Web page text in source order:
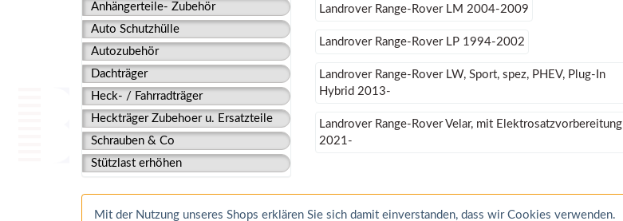
Anhängerteile- Zubehör
Auto Schutzhülle
Autozubehör
Dachträger
Heck- / Fahrradträger
Heckträger Zubehoer u. Ersatzteile
Schrauben & Co
Stützlast erhöhen
Landrover Range-Rover LM 2004-2009
Landrover Range-Rover LP 1994-2002
Landrover Range-Rover LW, Sport, spez, PHEV, Plug-In
Hybrid 2013-
Landrover Range-Rover Velar, mit Elektrosatzvorbereitung
2021-
Mit der Nutzung unseres Shops erklären Sie sich damit einverstanden, dass wir Cookies verwenden.